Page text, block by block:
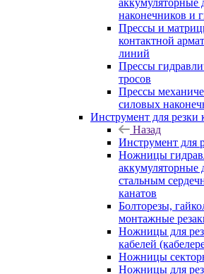
аккумуляторные
наконечников и
Прессы и
контактной
линий
Прессы
тросов
Прессы
силовых
Инструмент для резки
Назад
Инструмент для
Ножницы
аккумуляторные
стальным
канатов
Болторезы,
монтажные
Ножницы для
кабелей
Ножницы
Ножницы для